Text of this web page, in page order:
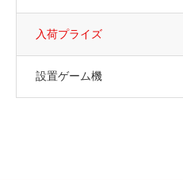
入荷プライズ
設置ゲーム機